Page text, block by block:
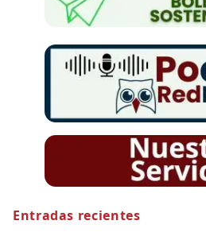
Entradas recientes